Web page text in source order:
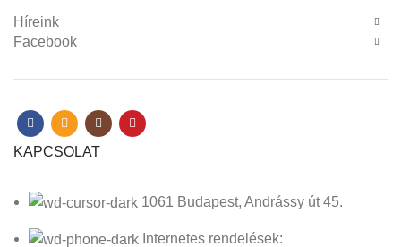
Híreink
Facebook
KAPCSOLAT
1061 Budapest, Andrássy út 45.
Internetes rendelések: